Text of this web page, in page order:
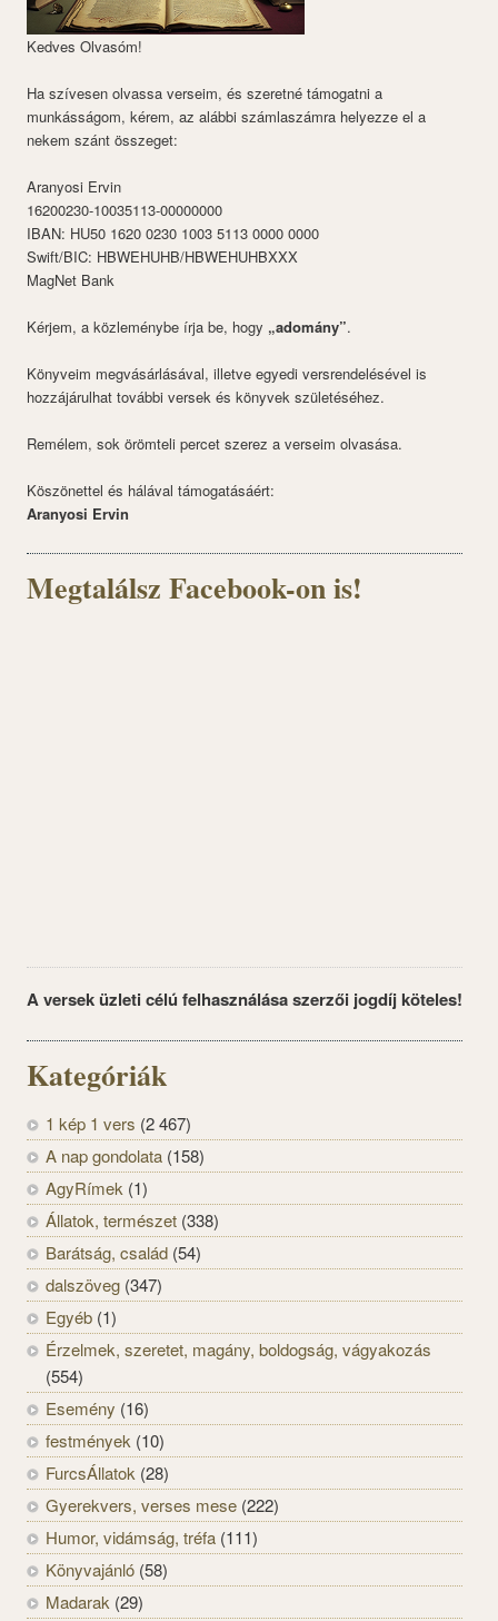
Kedves Olvasóm!
Ha szívesen olvassa verseim, és szeretné támogatni a
munkásságom, kérem, az alábbi számlaszámra helyezze el a
nekem szánt összeget:
Aranyosi Ervin
16200230-10035113-00000000
IBAN: HU50 1620 0230 1003 5113 0000 0000
Swift/BIC: HBWEHUHB/HBWEHUHBXXX
MagNet Bank
Kérjem, a közleménybe írja be, hogy „adomány”.
Könyveim megvásárlásával, illetve egyedi versrendelésével is
hozzájárulhat további versek és könyvek születéséhez.
Remélem, sok örömteli percet szerez a verseim olvasása.
Köszönettel és hálával támogatásáért:
Aranyosi Ervin
Megtalálsz Facebook-on is!
A versek üzleti célú felhasználása szerzői jogdíj köteles!
Kategóriák
1 kép 1 vers (2 467)
A nap gondolata (158)
AgyRímek (1)
Állatok, természet (338)
Barátság, család (54)
dalszöveg (347)
Egyéb (1)
Érzelmek, szeretet, magány, boldogság, vágyakozás
(554)
Esemény (16)
festmények (10)
FurcsÁllatok (28)
Gyerekvers, verses mese (222)
Humor, vidámság, tréfa (111)
Könyvajánló (58)
Madarak (29)